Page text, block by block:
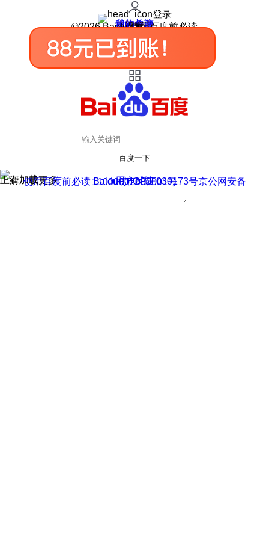
登录
我的关注
我的收藏
皮肤中心
用户反馈
设置
©2026 Baidu 使用百度前必读
百度一下
正在加载
上滑加载更多 用户反馈
使用百度前必读 Baidu 京ICP证030173号
京公网安备11000002000001号